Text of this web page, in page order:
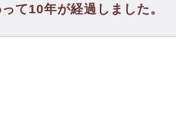
て10年が経過しました。